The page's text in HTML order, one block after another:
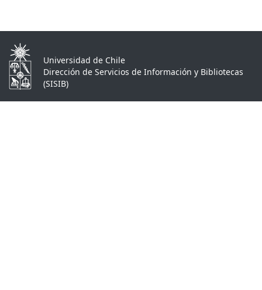
Universidad de Chile
Dirección de Servicios de Información y Bibliotecas
(SISIB)